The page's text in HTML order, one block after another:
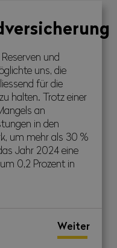
und
uns, die
für die
halten. Trotz einer
an
in den
um mehr als 30 %
Jahr 2024 eine
0,2 Prozent in
Weiter